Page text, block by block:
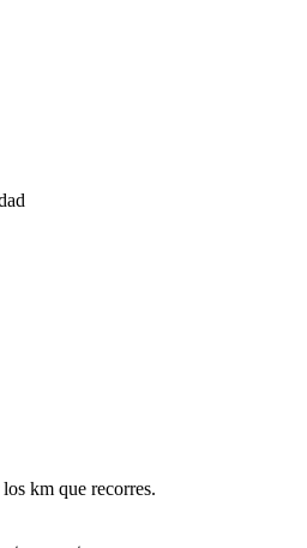
km que recorres.